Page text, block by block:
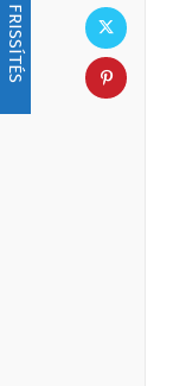
FRISSÍTÉS